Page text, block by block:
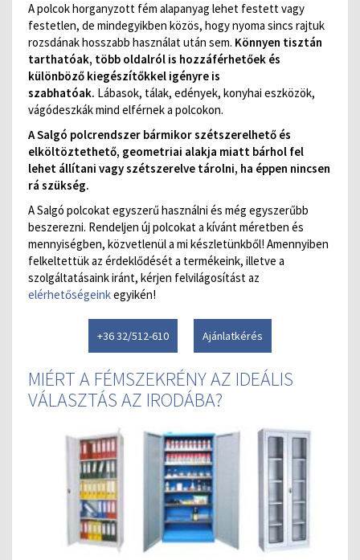
A polcok horganyzott fém alapanyag lehet festett vagy
festetlen, de mindegyikben közös, hogy nyoma sincs rajtuk
rozsdának hosszabb használat után sem. Könnyen tisztán
tarthatóak, több oldalról is hozzáférhetőek és
különböző kiegészítőkkel igényre is
szabhatóak. Lábasok, tálak, edények, konyhai eszközök,
vágódeszkák mind elférnek a polcokon.
A Salgó polcrendszer bármikor szétszerelhető és
elköltöztethető, geometriai alakja miatt bárhol fel
lehet állítani vagy szétszerelve tárolni, ha éppen nincsen
rá szükség.
A Salgó polcokat egyszerű használni és még egyszerűbb
beszerezni. Rendeljen új polcokat a kívánt méretben és
mennyiségben, közvetlenül a mi készletünkből! Amennyiben
felkeltettük az érdeklődését a termékeink, illetve a
szolgáltatásaink iránt, kérjen felvilágosítást az
elérhetőségeinkegyikén!
+36 32/512-610 Ajánlatkérés
MIÉRT A FÉMSZEKRÉNY AZ IDEÁLIS
VÁLASZTÁS AZ IRODÁBA?